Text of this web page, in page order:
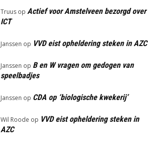
Truus op Actief voor Amstelveen bezorgd over
ICT
Janssen op VVD eist opheldering steken in AZC
Janssen op B en W vragen om gedogen van
speelbadjes
Janssen op CDA op ‘biologische kwekerij’
Wil Roode op VVD eist opheldering steken in
AZC